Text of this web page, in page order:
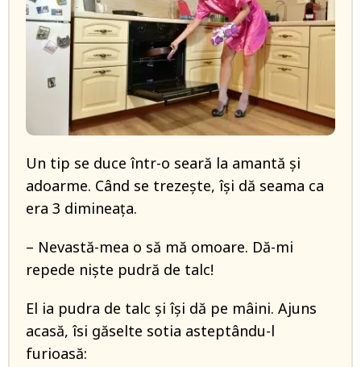
Un tip se duce într-o seară la amantă și
adoarme. Când se trezește, își dă seama ca
era 3 dimineața.
– Nevastă-mea o să mă omoare. Dă-mi
repede niște pudră de talc!
El ia pudra de talc și își dă pe mâini. Ajuns
acasă, îsi găselte sotia asteptându-l
furioasă: